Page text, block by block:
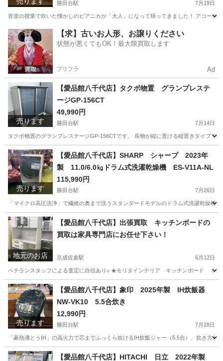
勝田台駅 7月19日
音楽の授業で吹いた懐かしのピアニカが「大人」になって帰ってきました！ アコー
千葉 八千代市 勝田台駅 鍵盤楽器、ピアノ ピアニカ
【求】古いお人形、お譲りください
状態が悪くてもOK！最大限買取します
プリフラ Ad
売ります
【愛品館八千代店】タクボ物置 グランプレステ
ージGP-156CT
49,990円
勝田台駅 7月14日
タクボ物置のグランプレステージGP-156CTです。 長物が縦に置ける縦置きタイプ
千葉 八千代市 勝田台駅 収納家具
売ります
【愛品館八千代店】SHARP シャープ 2023年
製 11.0/6.0㎏ドラム式洗濯乾燥機 ES-V11A-NL
115,990円
勝田台駅 7月26日
「マイクロ高圧洗浄」で繊維の奥まで洗うスタンダードモデルのドラム式洗濯乾燥
千葉 八千代市 勝田台駅 生活家電 商品
地元のお店
【愛品館八千代店】出張買取 キッチンボードの
買取は家具専門店にお任せ下さい！
京成佐倉駅 6月12日
ベテランスタッフによる査定に自信あり♪ ★モリタインテリア キッチンボード ※使
千葉 佐倉市 京成佐倉駅 リサイクルショップ 千葉
佐倉市 京成佐倉駅 リサイクルショップ
売ります
【愛品館八千代店】象印 2025年製 IH炊飯器
NW-VK10 5.5合炊き
12,990円
勝田台駅 7月28日
「豪熱沸とうIH」の高火力で芯までふっくら炊けるIH炊飯ジャー（5.5合）。炊き方
千葉 八千代市 勝田台駅 キッチン家電 商品
【愛品館八千代店】HITACHI 日立 2022年製